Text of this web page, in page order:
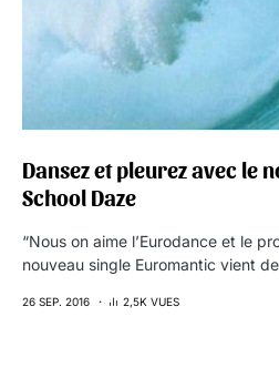
Dansez et pleurez avec le
School Daze
“Nous on aime l’Eurodance et le
nouveau single Euromantic vient
26 SEP. 2016 2,5K VUES